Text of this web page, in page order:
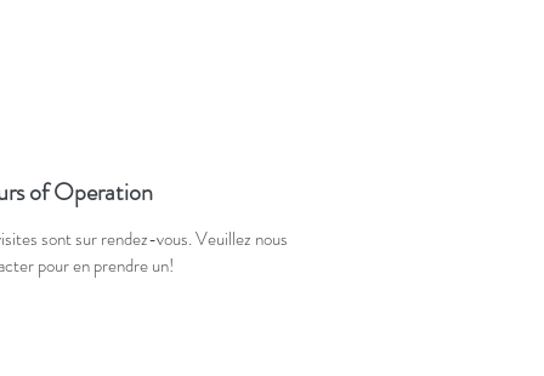
of Operation
sont sur rendez-vous. Veuillez nous
pour en prendre un!